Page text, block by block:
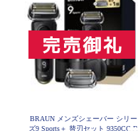
BRAUN メンズシェーバー シリー
ズ9 Sports＋ 替刃セット 9350CC-B